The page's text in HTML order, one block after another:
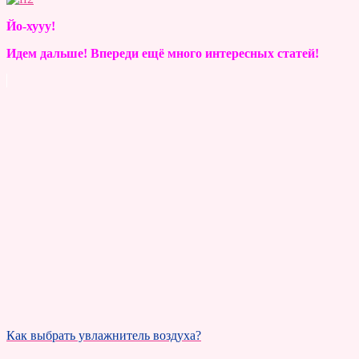
Йо-хууу!
Идем дальше! Впереди ещё много интересных статей!
Как выбрать увлажнитель воздуха?